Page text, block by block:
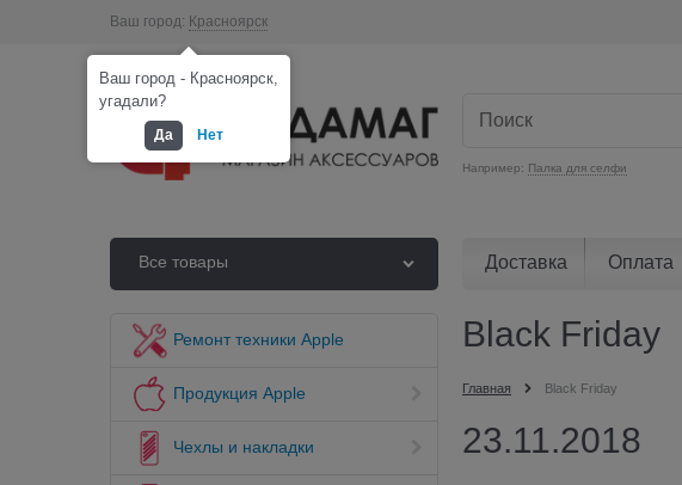
Ваш город: Красноярск
Например: Палка для селфи
Все товары Доставка Оплата
Ремонт техники Apple
Продукция Apple
Чехлы и накладки
Black Friday
Главная Black Friday
23.11.2018
Ваш город - Красноярск,
угадали?
Да Нет